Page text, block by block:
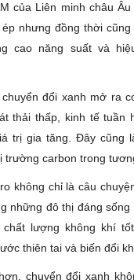
của Liên minh châu
nhưng đồng thời
cao năng suất và
đổi xanh mở ra
thải thấp, kinh tế tuần
trị gia tăng. Đây cũng
trường carbon trong
không chỉ là câu
những đô thị đáng
lượng không khí
thiên tai và biến đổi
chuyển đổi xanh